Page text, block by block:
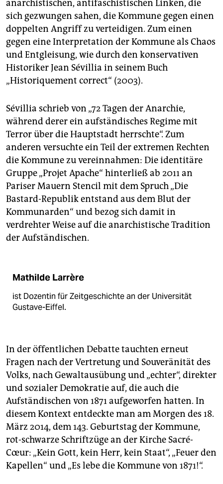
anarchistischen, antifaschistischen Linken, die
sich gezwungen sahen, die Kommune gegen einen
doppelten Angriff zu verteidigen. Zum einen
gegen eine Interpretation der Kommune als Chaos
und Entgleisung, wie durch den konservativen
Historiker Jean Sévillia in seinem Buch
„Historiquement correct“ (2003).
Sévillia schrieb von „72 Tagen der Anarchie,
während derer ein aufständisches Regime mit
Terror über die Hauptstadt herrschte“. Zum
anderen versuchte ein Teil der extremen Rechten
die Kommune zu vereinnahmen: Die identitäre
Gruppe „Projet Apache“ hinterließ ab 2011 an
Pariser Mauern Stencil mit dem Spruch „Die
Bastard-Republik entstand aus dem Blut der
Kommunarden“ und bezog sich damit in
verdrehter Weise auf die anarchistische Tradition
der Aufständischen.
Mathilde Larrère
ist Dozentin für Zeitgeschichte an der Universität
Gustave-Eiffel.
In der öffentlichen Debatte tauchten erneut
Fragen nach der Vertretung und Souveränität des
Volks, nach Gewaltausübung und „echter“, direkter
und sozialer Demokratie auf, die auch die
Aufständischen von 1871 aufgeworfen hatten. In
diesem Kontext entdeckte man am Morgen des 18.
März 2014, dem 143. Geburtstag der Kommune,
rot-schwarze Schriftzüge an der Kirche Sacré-
Cœur: „Kein Gott, kein Herr, kein Staat“, „Feuer den
Kapellen“ und „Es lebe die Kommune von 1871!“.